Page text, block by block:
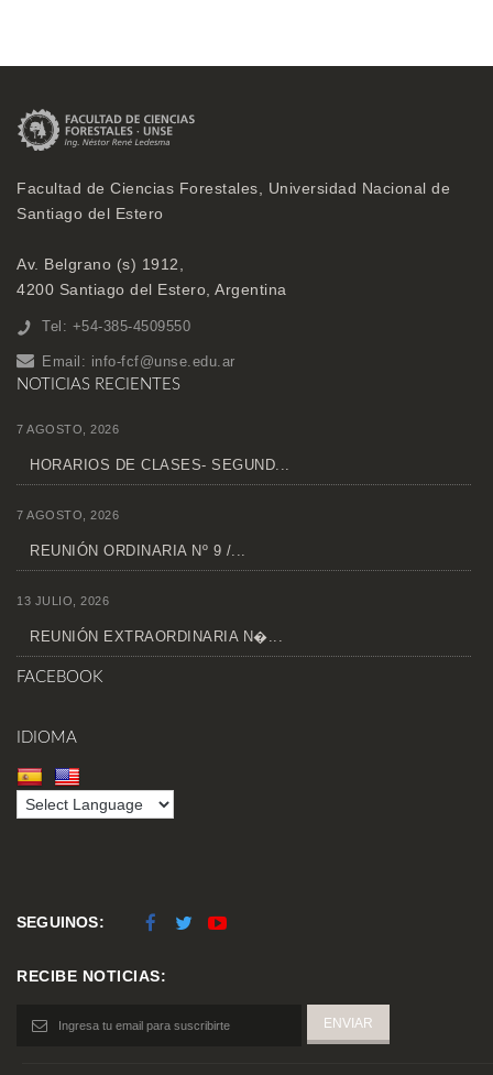
Facultad de Ciencias Forestales, Universidad Nacional de
Santiago del Estero
Av. Belgrano (s) 1912,
4200 Santiago del Estero, Argentina
Tel: +54-385-4509550
Email: info-fcf@unse.edu.ar
NOTICIAS RECIENTES
7 AGOSTO, 2026
HORARIOS DE CLASES- SEGUND...
7 AGOSTO, 2026
REUNIÓN ORDINARIA Nº 9 /...
13 JULIO, 2026
REUNIÓN EXTRAORDINARIA N�...
FACEBOOK
IDIOMA
SEGUINOS:
RECIBE NOTICIAS: